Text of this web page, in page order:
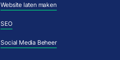
Website laten maken
SEO
Social Media Beheer